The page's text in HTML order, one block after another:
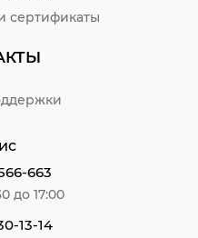
сертификаты
663
до 17:00
13-14